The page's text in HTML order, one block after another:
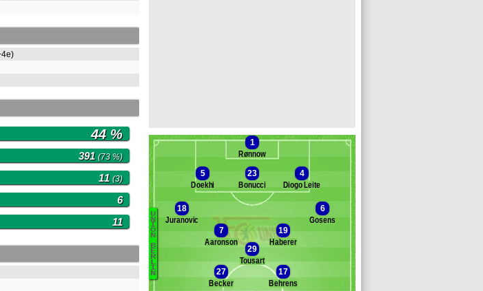
44 %
391 (73 %)
11 (3)
6
11 Banc des remplaçants Union Berlin
Trimmel
Schwolow
U
N
I
O
N
B
E
R
L
I
N
1
Rønnow
5
Doekhi
23
Bonucci
4
Diogo Leite
18
Juranovic
6
Gosens
7
Aaronson
19
Haberer
29
Tousart
27
Becker
17
Behrens